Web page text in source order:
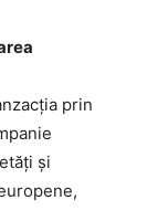
prin
și